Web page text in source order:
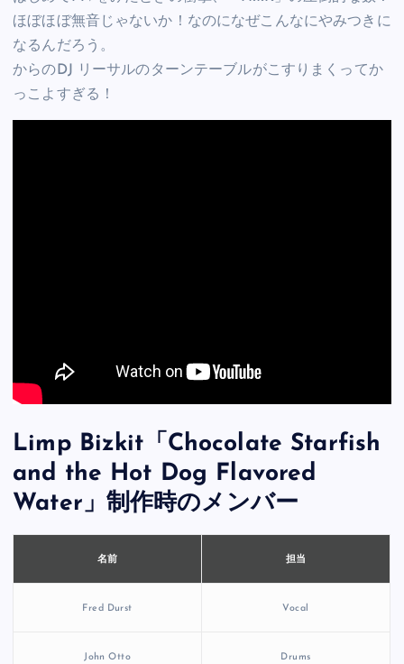
ほぼほぼ無音じゃないか！なのになぜこんなにやみつきに
なるんだろう。
からのDJ リーサルのターンテーブルがこすりまくってか
っこよすぎる！
Limp Bizkit「Chocolate Starfish
and the Hot Dog Flavored
Water」制作時のメンバー
名前 担当
Fred Durst Vocal
John Otto Drums